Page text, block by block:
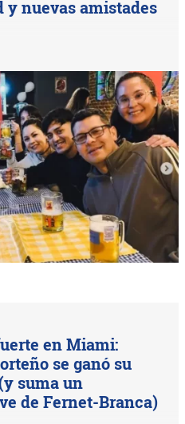
y nuevas amistades
en Miami:
se ganó su
suma un
de Fernet-Branca)